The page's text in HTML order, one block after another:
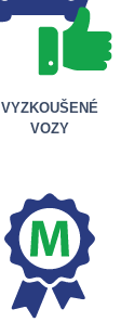
VYZKOUŠENÉ
VOZY